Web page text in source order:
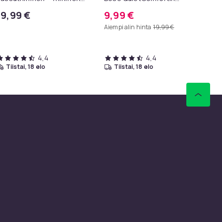
€
4,4
tiistai, 18 elo
QC35/QC25/QC15/AE2 - 2-
Kpl Musta
9,99 €
Aiempi alin hinta 19,99 €
4,4
tiistai, 18 elo